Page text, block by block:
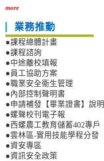
more
業務推動
●課程總體計畫
●課程諮詢
●中途離校填報
●員工協助方案
●職業安全衛生管理
●內部控制聲明書
●申請補發【畢業證書】說明
●螺聲校刊電子報
●西螺農工教育儲蓄402專戶
●雲林區-實用技能學程分發
●資安專區
●資訊安全政策